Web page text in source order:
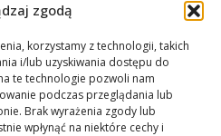
zgodą
korzystamy z technologii, takich
i/lub uzyskiwania dostępu do
te technologie pozwoli nam
podczas przeglądania lub
Brak wyrażenia zgody lub
wpłynąć na niektóre cechy i